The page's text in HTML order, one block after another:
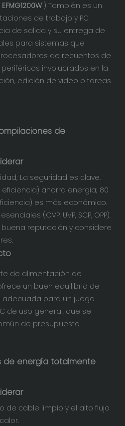
EFMG1200W ) También es un
de trabajo y PC
de salida y su entrega de
para sistemas que
de recuentos de
involucrados en la
edición de video o tareas
de
La seguridad es clave.
ahorra energía; 80
es más económico.
(OVP, UVP, SCP, OPP).
reputación y considere
de alimentación de
un buen equilibrio de
adecuada para un juego
de uso general, que se
de presupuesto.
de energía totalmente
de cable limpio y el alto flujo